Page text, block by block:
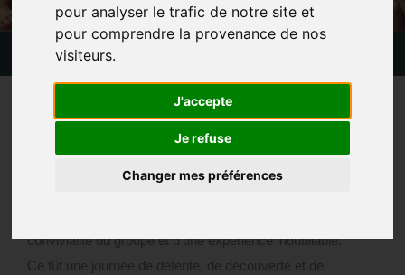
pour analyser le trafic de notre site et
pour comprendre la provenance de nos
visiteurs.
J'accepte
Je refuse
Changer mes préférences
Actualités
Aujourd’hui un groupe de plusieurs résidents de la
convivialité du groupe et d’une expérience inoubliable.
Ce fût une journée de détente, de découverte et de